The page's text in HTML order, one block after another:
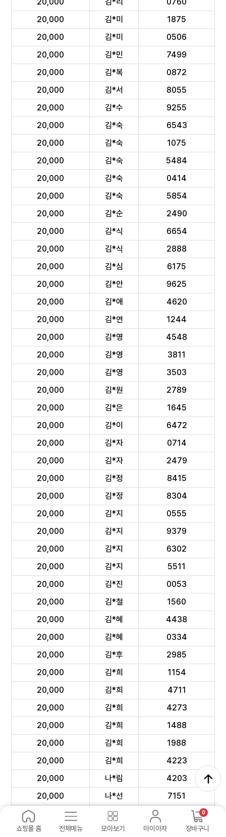
20,000
김*미
1875
20,000
김*미
0506
20,000
김*민
7499
20,000
김*복
0872
20,000
김*서
8055
20,000
김*수
9255
20,000
김*숙
6543
20,000
김*숙
1075
20,000
김*숙
5484
20,000
김*숙
0414
20,000
김*숙
5854
20,000
김*순
2490
20,000
김*식
6654
20,000
김*식
2888
20,000
김*심
6175
20,000
김*안
9625
20,000
김*애
4620
20,000
김*연
1244
20,000
김*영
4548
20,000
김*영
3811
20,000
김*영
3503
20,000
김*원
2789
20,000
김*은
1645
20,000
김*이
6472
20,000
김*자
0714
20,000
김*자
2479
20,000
김*정
8415
20,000
김*정
8304
20,000
김*지
0555
20,000
김*지
9379
20,000
김*지
6302
20,000
김*지
5511
20,000
김*진
0053
20,000
김*철
1560
20,000
김*혜
4438
20,000
김*혜
0334
20,000
김*후
2985
20,000
김*희
1154
20,000
김*희
4711
20,000
김*희
4273
20,000
김*희
1488
20,000
김*희
1988
20,000
김*희
4223
20,000
나*림
4203
20,000
나*선
7151
나*식
20,000
노*옥 8838
쇼핑몰 홈 전체메뉴 모아보기 마이아자 장바구니
0